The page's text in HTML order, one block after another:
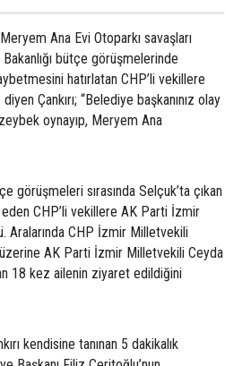
Ana Evi Otoparkı savaşları
bütçe görüşmelerinde
hatırlatan CHP’li vekillere
Çankırı; “Belediye başkanınız olay
oynayıp, Meryem Ana
görüşmeleri sırasında Selçuk’ta çıkan
eden CHP’li vekillere AK Parti İzmir
Aralarında CHP İzmir Milletvekili
üzerine AK Parti İzmir Milletvekili Ceyda
18 kez ailenin ziyaret edildiğini
kendisine tanınan 5 dakikalık